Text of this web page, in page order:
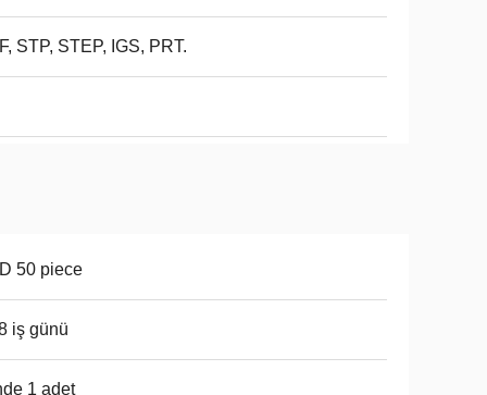
STP, STEP, IGS, PRT.
50 piece
iş günü
1 adet